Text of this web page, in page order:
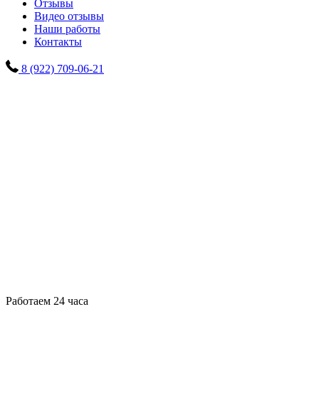
Отзывы
Видео отзывы
Наши работы
Контакты
8 (922) 709-06-21
Работаем 24 часа